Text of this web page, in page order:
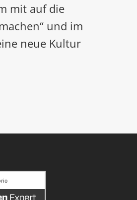
mit auf die
und im
neue Kultur